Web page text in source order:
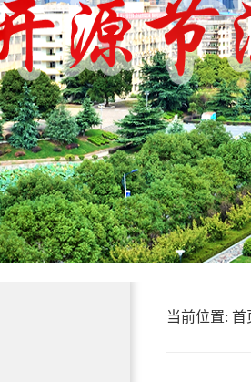
当前位置: 首